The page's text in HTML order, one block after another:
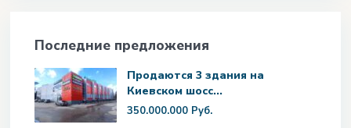
Последние предложения
Продаются 3 здания на
Киевском шосс...
350.000.000 Руб.